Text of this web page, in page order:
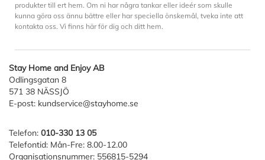
produkter till ert hem. Om ni har några tankar eller ideér som skulle
kunna göra oss ännu bättre eller har speciella önskemål, tveka inte att
kontakta oss. Vi finns här för dig och ditt hem.
Stay Home and Enjoy AB
Odlingsgatan 8
571 38 NÄSSJÖ
E-post: kundservice@stayhome.se
Telefon: 010-330 13 05
Telefontid: Mån-Fre: 8.00-12.00
Organisationsnummer: 556815-5294